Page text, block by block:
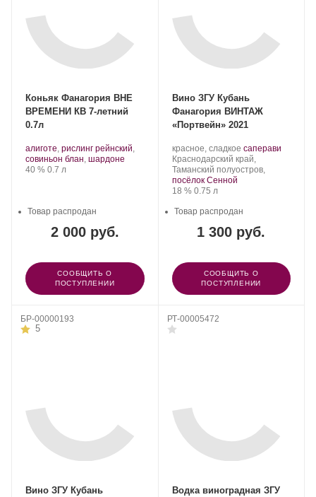
Коньяк Фанагория ВНЕ
ВРЕМЕНИ КВ 7-летний
0.7л
Производитель:
Фанагория.
.
Сорт
винограда:
алиготе, рислинг рейнский,
совиньон блан, шардоне
Крепость
40 %. Объем
0.7 л
2 000 руб.
Товар распродан
СООБЩИТЬ О
ПОСТУПЛЕНИИ
Вино ЗГУ Кубань
Фанагория ВИНТАЖ
«Портвейн» 2021
Производитель:
Фанагория.
красное, сладкое .
Сорт
винограда:
саперави.
Регион:
Краснодарский край,
Таманский полуостров,
посёлок Сенной
Крепость
18 %. Объем
0.75 л
1 300 руб.
Товар распродан
СООБЩИТЬ О
ПОСТУПЛЕНИИ
БР-00000193
5
Вино ЗГУ Кубань
РТ-00005472
Водка виноградная ЗГУ